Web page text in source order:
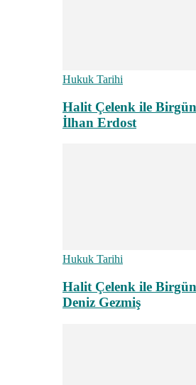
Hukuk Tarihi
Halit Çelenk ile
İlhan Erdost
Hukuk Tarihi
Halit Çelenk ile
Deniz Gezmiş